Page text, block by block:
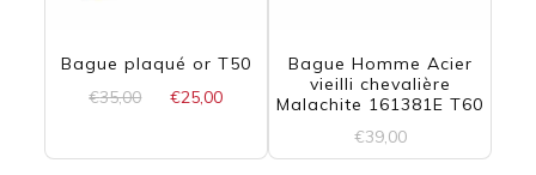
Bague plaqué or T50
€35,00
Le€25,00
Bague Homme Acier
vieilli chevalière
Malachite 161381E T60
€39,00